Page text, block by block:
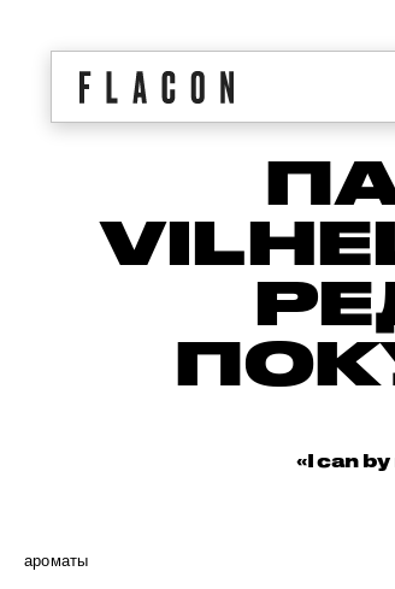
«I can
ароматы